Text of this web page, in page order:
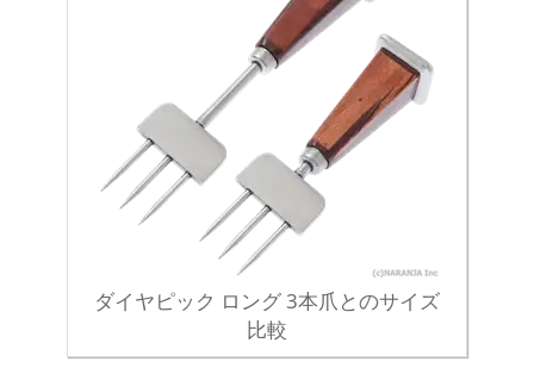
ダイヤピック ロング 3本爪とのサイズ
比較